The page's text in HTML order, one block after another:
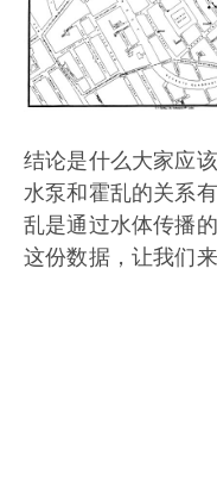
结论是什么大家应
水泵和霍乱的关系
乱是通过水体传播
这份数据，让我们来